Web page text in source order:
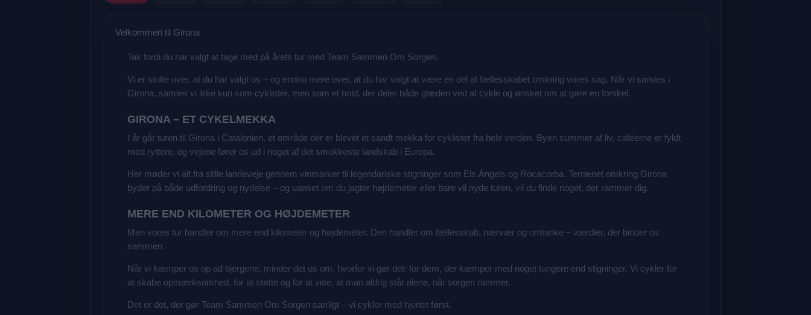
Velkommen til Girona
Tak fordi du har valgt at tage med på årets tur med Team Sammen Om Sorgen.
Vi er stolte over, at du har valgt os – og endnu mere over, at du har valgt at være en del af fællesskabet omkring vores sag. Når vi samles i
Girona, samles vi ikke kun som cyklister, men som et hold, der deler både glæden ved at cykle og ønsket om at gøre en forskel.
GIRONA – ET CYKELMEKKA
I år går turen til Girona i Catalonien, et område der er blevet et sandt mekka for cyklister fra hele verden. Byen summer af liv, caféerne er fyldt
med ryttere, og vejene fører os ud i noget af det smukkeste landskab i Europa.
Her møder vi alt fra stille landeveje gennem vinmarker til legendariske stigninger som Els Àngels og Rocacorba. Terrænet omkring Girona
byder på både udfordring og nydelse – og uanset om du jagter højdemeter eller bare vil nyde turen, vil du finde noget, der rammer dig.
MERE END KILOMETER OG HØJDEMETER
Men vores tur handler om mere end kilometer og højdemeter. Den handler om fællesskab, nærvær og omtanke – værdier, der binder os
sammen.
Når vi kæmper os op ad bjergene, minder det os om, hvorfor vi gør det: for dem, der kæmper med noget tungere end stigninger. Vi cykler for
at skabe opmærksomhed, for at støtte og for at vise, at man aldrig står alene, når sorgen rammer.
Det er det, der gør Team Sammen Om Sorgen særligt – vi cykler med hjertet først.